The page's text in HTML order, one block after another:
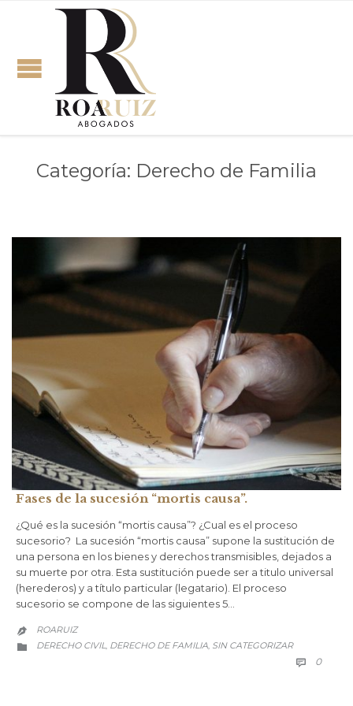
Categoría: Derecho de Familia
Fases de la sucesión “mortis causa”.
¿Qué es la sucesión “mortis causa”? ¿Cual es el proceso
sucesorio? La sucesión “mortis causa” supone la sustitución de
una persona en los bienes y derechos transmisibles, dejados a
su muerte por otra. Esta sustitución puede ser a titulo universal
(herederos) y a título particular (legatario). El proceso
sucesorio se compone de las siguientes 5…
 ROARUIZ
 CATEGORY
DERECHO CIVIL, DERECHO DE FAMILIA, SIN CATEGORIZAR
 0